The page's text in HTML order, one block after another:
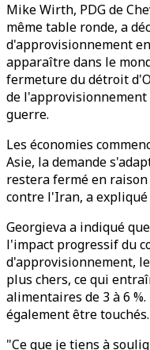
Mike Wirth, PDG de
même table ronde, a
d'approvisionnement
apparaître dans le
fermeture du détroit
de
guerre.
Les économies
Asie, la demande
restera fermé en
contre l'Iran, a
Georgieva a indiqué
l'impact progressif du
d'approvisionnement,
plus chers, ce qui
alimentaires de 3 à 6
également être touchés.
"Ce que je tiens à